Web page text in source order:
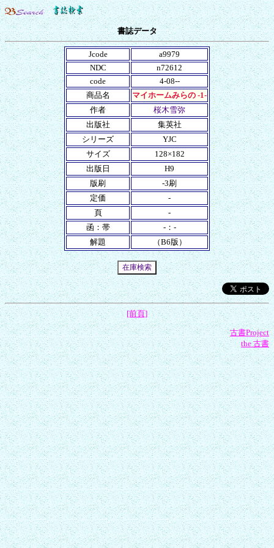
書誌データ
Jcode
a9979
NDC
n72612
code
4-08--
商品名
マイホームみらの -1-
作者
桜木雪弥
出版社
集英社
シリーズ
YJC
サイズ
128×182
出版日
H9
版刷
-3刷
定価
-
頁
-
函：帯
-：-
解題
（B6版）
[前頁]
古書Project
the 古書